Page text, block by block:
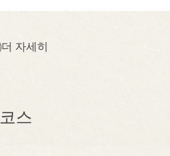
더 자세히
코스